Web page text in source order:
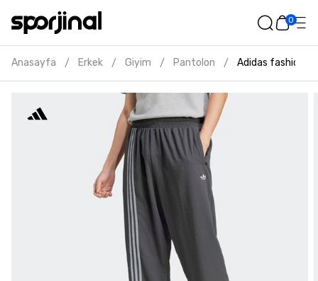
0
Anasayfa / Erkek / Giyim / Pantolon / Adidas fashion